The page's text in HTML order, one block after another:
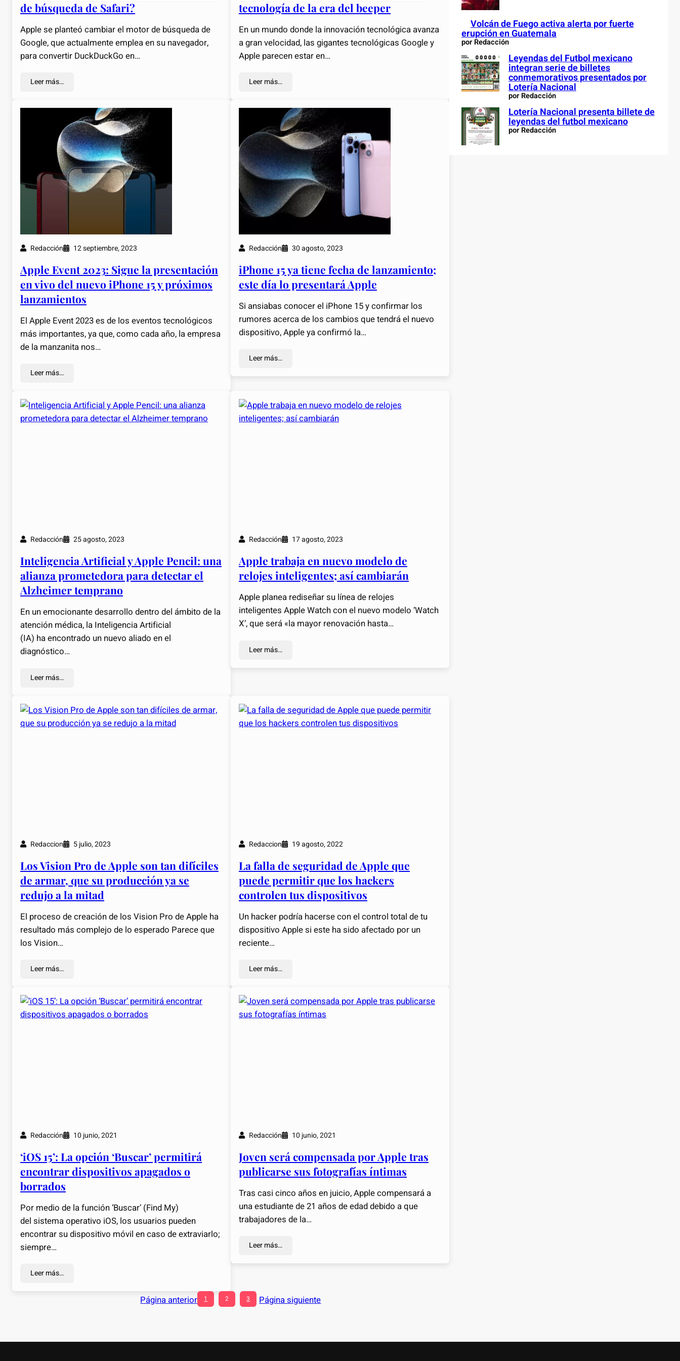
de búsqueda de Safari?
Apple se planteó cambiar el motor de búsqueda de
Google, que actualmente emplea en su navegador,
para convertir DuckDuckGo en…
Leer más…
tecnología de la era del beeper
En un mundo donde la innovación tecnológica avanza
a gran velocidad, las gigantes tecnológicas Google y
Apple parecen estar en…
Leer más…
Redacción 12 septiembre, 2023
Apple Event 2023: Sigue la presentación
en vivo del nuevo iPhone 15 y próximos
lanzamientos
El Apple Event 2023 es de los eventos tecnológicos
más importantes, ya que, como cada año, la empresa
de la manzanita nos…
Leer más…
Redacción 30 agosto, 2023
iPhone 15 ya tiene fecha de lanzamiento;
este día lo presentará Apple
Si ansiabas conocer el iPhone 15 y confirmar los
rumores acerca de los cambios que tendrá el nuevo
dispositivo, Apple ya confirmó la…
Leer más…
Redacción 25 agosto, 2023
Inteligencia Artificial y Apple Pencil: una
alianza prometedora para detectar el
Alzheimer temprano
En un emocionante desarrollo dentro del ámbito de la
atención médica, la Inteligencia Artificial
(IA) ha encontrado un nuevo aliado en el
diagnóstico…
Leer más…
Redacción 17 agosto, 2023
Apple trabaja en nuevo modelo de
relojes inteligentes; así cambiarán
Apple planea rediseñar su línea de relojes
inteligentes Apple Watch con el nuevo modelo ‘Watch
X’, que será «la mayor renovación hasta…
Leer más…
Redaccion 5 julio, 2023
Los Vision Pro de Apple son tan difíciles
de armar, que su producción ya se
redujo a la mitad
El proceso de creación de los Vision Pro de Apple ha
resultado más complejo de lo esperado Parece que
los Vision…
Leer más…
Redaccion 19 agosto, 2022
La falla de seguridad de Apple que
puede permitir que los hackers
controlen tus dispositivos
Un hacker podría hacerse con el control total de tu
dispositivo Apple si este ha sido afectado por un
reciente…
Leer más…
Redacción 10 junio, 2021
‘iOS 15’: La opción ‘Buscar’ permitirá
encontrar dispositivos apagados o
borrados
Por medio de la función ‘Buscar’ (Find My)
del sistema operativo iOS, los usuarios pueden
encontrar su dispositivo móvil en caso de extraviarlo;
siempre…
Leer más…
Redacción 10 junio, 2021
Joven será compensada por Apple tras
publicarse sus fotografías íntimas
Tras casi cinco años en juicio, Apple compensará a
una estudiante de 21 años de edad debido a que
trabajadores de la…
Leer más…
Página anterior 1 2 3 Página siguiente
Volcán de Fuego activa alerta por fuerte
erupción en Guatemala
por Redacción
Leyendas del Futbol mexicano
integran serie de billetes
conmemorativos presentados por
Lotería Nacional
por Redacción
Lotería Nacional presenta billete de
leyendas del futbol mexicano
por Redacción